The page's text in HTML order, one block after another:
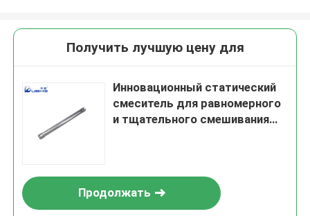
Получить лучшую цену для
Инновационный статический
смеситель для равномерного
и тщательного смешивания
Продолжать